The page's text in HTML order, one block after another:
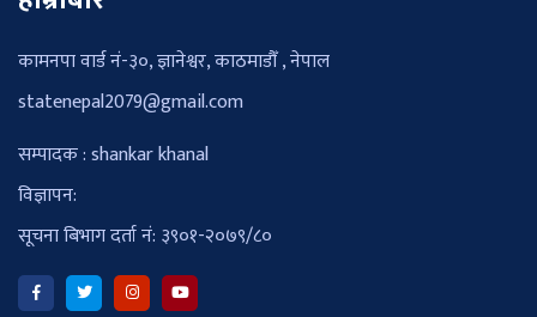
कामनपा वार्ड नं-३०, ज्ञानेश्वर, काठमाडौँ , नेपाल
statenepal2079@gmail.com
सम्पादक : shankar khanal
विज्ञापन:
सूचना बिभाग दर्ता नं: ३९०१-२०७९/८०